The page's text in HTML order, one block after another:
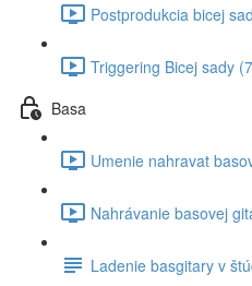
Postprodukcia bicej
Triggering Bicej sady
Basa
Umenie nahravat
Nahrávanie basovej
Ladenie basgitary v